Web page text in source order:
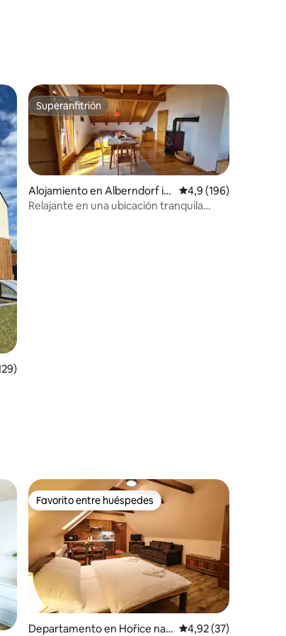
promedio: 4,88 de 5. 129 evaluaciones
Superanfitrión
Superanfitrión
Alojamiento en Alberndorf in
der Riedmark
Calificación
4,9 (196)
Relajante en una ubicación tranquila
Favorito entre huéspedes
Favorito entre huéspedes
Departamento en Hořice na Š Calificación
4,92 (37)